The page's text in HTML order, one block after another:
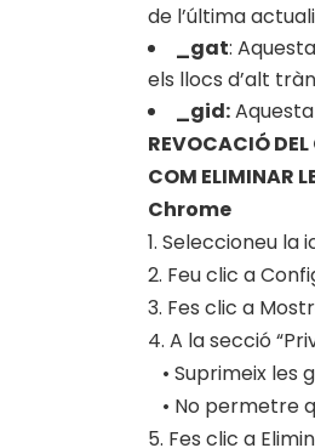
de l’última
_gat:
els llocs d’alt
_gid:
REVOCACIÓ DEL
COM ELIMINAR
Chrome
1. Seleccioneu la
2. Feu clic a
3. Fes clic a
4. A la secció
• Suprimeix les
• No permetre
5. Fes clic a